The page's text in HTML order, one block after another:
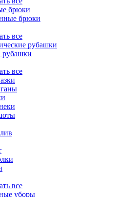
брюки
брюки
все
рубашки
рубашки
все
все
уборы